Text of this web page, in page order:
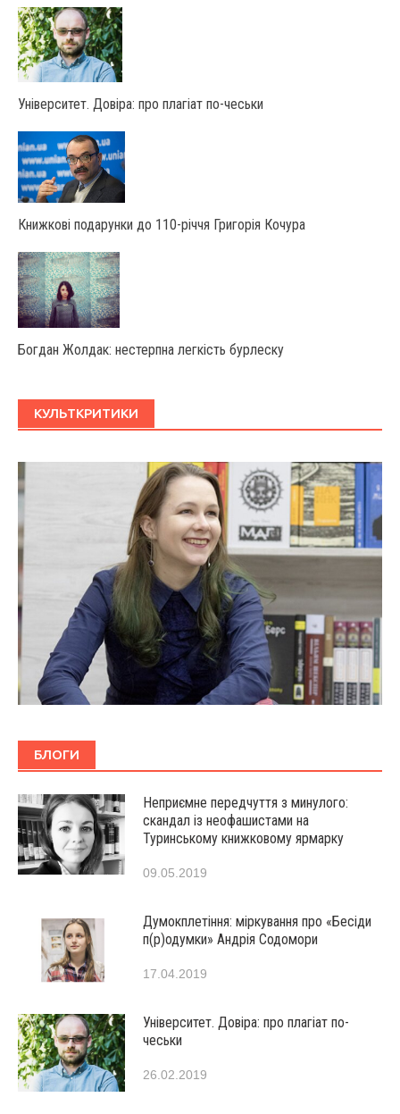
Університет. Довіра: про плагіат по-чеськи
Книжкові подарунки до 110-річчя Григорія Кочура
Богдан Жолдак: нестерпна легкість бурлеску
КУЛЬТКРИТИКИ
БЛОГИ
Неприємне передчуття з минулого:
скандал із неофашистами на
Туринському книжковому ярмарку
09.05.2019
Думокплетіння: міркування про «Бесіди
п(р)одумки» Андрія Содомори
17.04.2019
Університет. Довіра: про плагіат по-
чеськи
26.02.2019